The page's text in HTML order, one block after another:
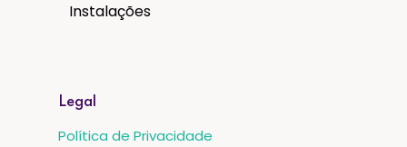
Instalações
Legal
Política de Privacidade